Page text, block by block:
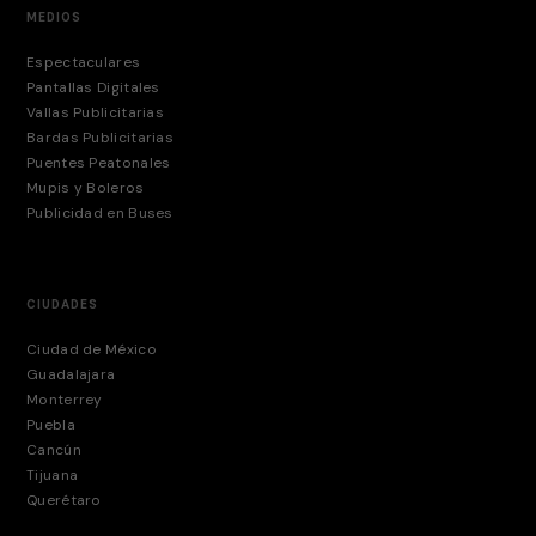
MEDIOS
Espectaculares
Pantallas Digitales
Vallas Publicitarias
Bardas Publicitarias
Puentes Peatonales
Mupis y Boleros
Publicidad en Buses
CIUDADES
Ciudad de México
Guadalajara
Monterrey
Puebla
Cancún
Tijuana
Querétaro